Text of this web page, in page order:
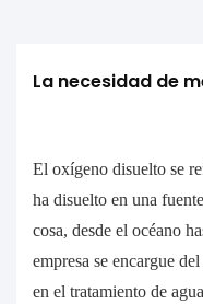
La necesidad de
El oxígeno disuelto se
ha disuelto en una
cosa, desde el océano
empresa se encargue
en el tratamiento de